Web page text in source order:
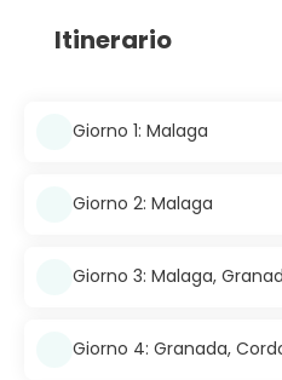
Itinerario
Giorno 1: Malaga
Giorno 2: Malaga
Giorno 3: Malaga,
Giorno 4: Granada,